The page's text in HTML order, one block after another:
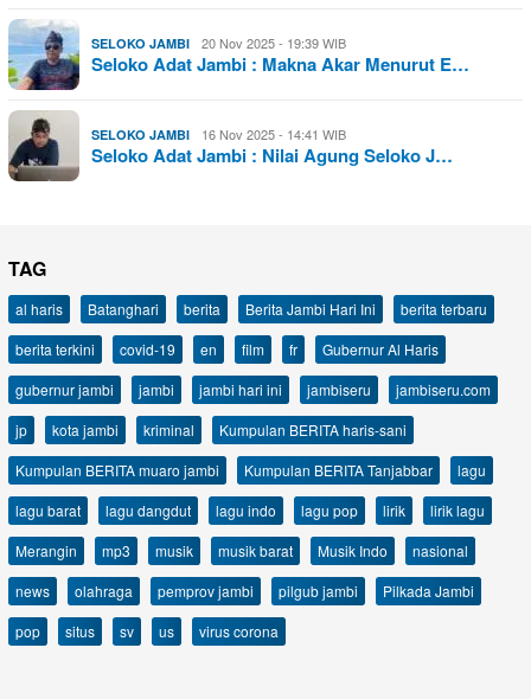
SELOKO JAMBI 20 Nov 2025 - 19:39 WIB
Seloko Adat Jambi : Makna Akar Menurut E…
SELOKO JAMBI 16 Nov 2025 - 14:41 WIB
Seloko Adat Jambi : Nilai Agung Seloko J…
TAG
al haris Batanghari berita Berita Jambi Hari Ini
berita terbaru
berita terkini
covid-19 en film fr
Gubernur Al Haris
gubernur jambi
jambi jambi hari ini jambiseru
jambiseru.com
jp
kota jambi kriminal
Kumpulan BERITA haris-sani
Kumpulan BERITA muaro jambi
Kumpulan BERITA Tanjabbar
lagu
lagu barat
lagu dangdut lagu indo lagu pop lirik
lirik lagu
Merangin
mp3 musik musik barat Musik Indo
nasional
news
olahraga pemprov jambi pilgub jambi
Pilkada Jambi
pop
situs sv us virus corona